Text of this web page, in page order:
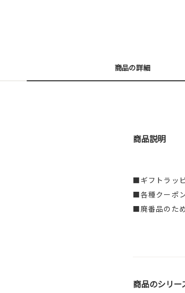
商品の詳細
商品説明
■ギフトラッ
■各種クーポ
■廃番品のた
商品のシリー